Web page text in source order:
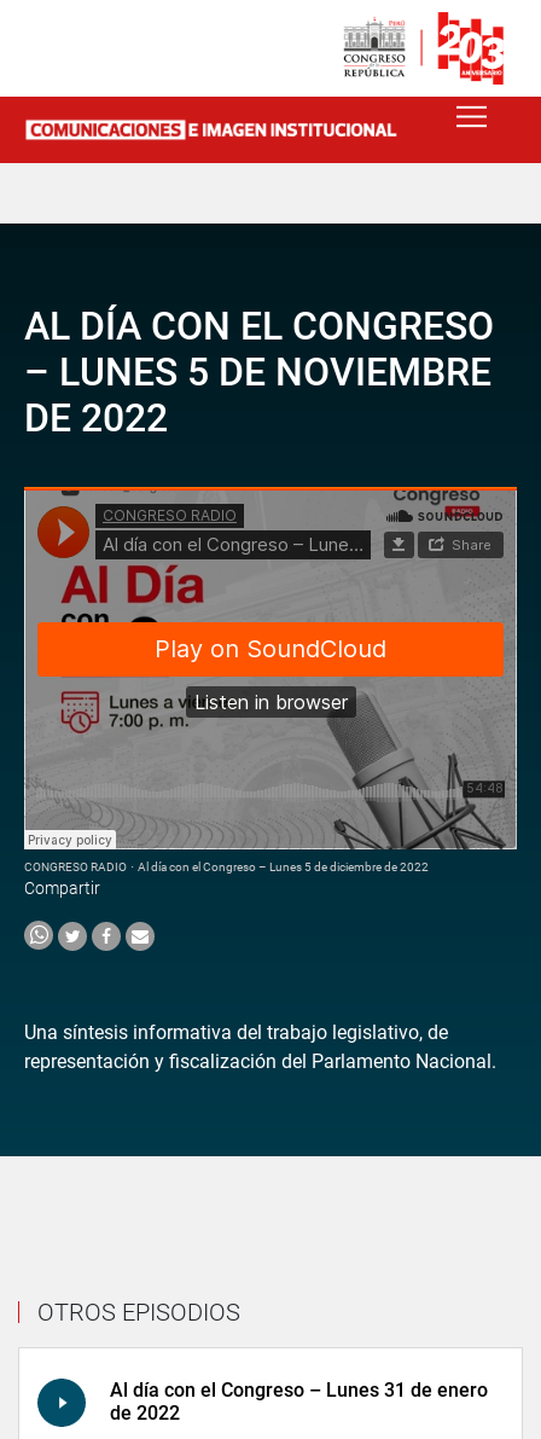
AL DÍA CON EL CONGRESO
– LUNES 5 DE NOVIEMBRE
DE 2022
CONGRESO RADIO · Al día con el Congreso – Lunes 5 de diciembre de 2022
Compartir
Una síntesis informativa del trabajo legislativo, de
representación y fiscalización del Parlamento Nacional.
OTROS EPISODIOS
Al día con el Congreso – Lunes 31 de enero
de 2022